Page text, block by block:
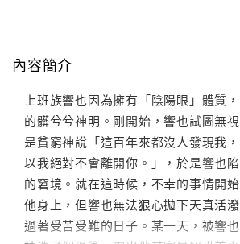
內容簡介
上班族響也因為擁有「陰陽眼」體質
的髒兮兮神明。剛開始，響也試圖無
是貧窮神說「這百年來都沒人發現我
以我絕對不會離開你。」，於是響也
的窘境。就在這時候，不幸的事情開
他身上，但響也無法狠心拋下天真活
過著受苦受難的日子。某一天，被響